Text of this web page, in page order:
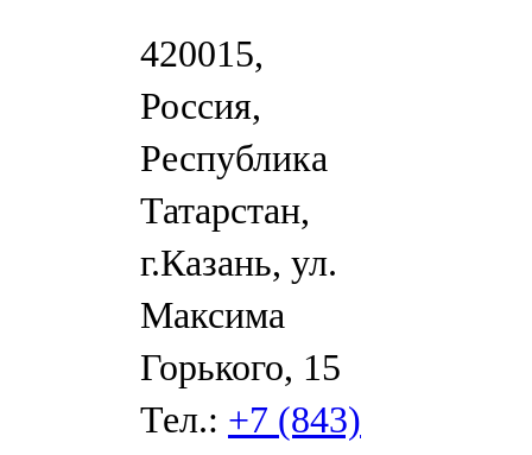
420015,
Россия,
Республика
Татарстан,
г.Казань, ул.
Максима
Горького, 15
Тел.: +7 (843)